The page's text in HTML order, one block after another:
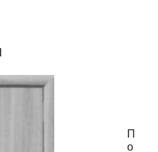
П
о